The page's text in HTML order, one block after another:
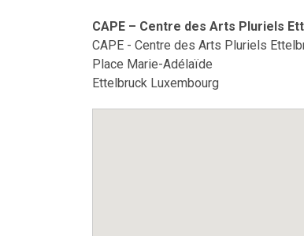
CAPE – Centre des Arts Pluriels
CAPE - Centre des Arts Pluriels
Place Marie-Adélaïde
Ettelbruck Luxembourg